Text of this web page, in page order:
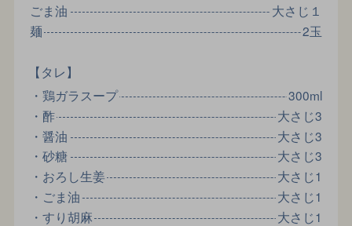
ごま油
大さじ１
麺
2玉
【タレ】
・鶏ガラスープ
300ml
・酢
大さじ3
・醤油
大さじ3
・砂糖
大さじ3
・おろし生姜
大さじ1
・ごま油
大さじ1
・すり胡麻
大さじ1